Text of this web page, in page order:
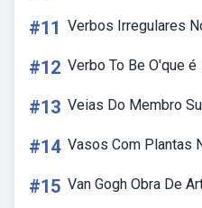
#11 Verbos Irregulares
#12 Verbo To Be O'que é
#13 Veias Do Membro
#14 Vasos Com Plantas
#15 Van Gogh Obra De